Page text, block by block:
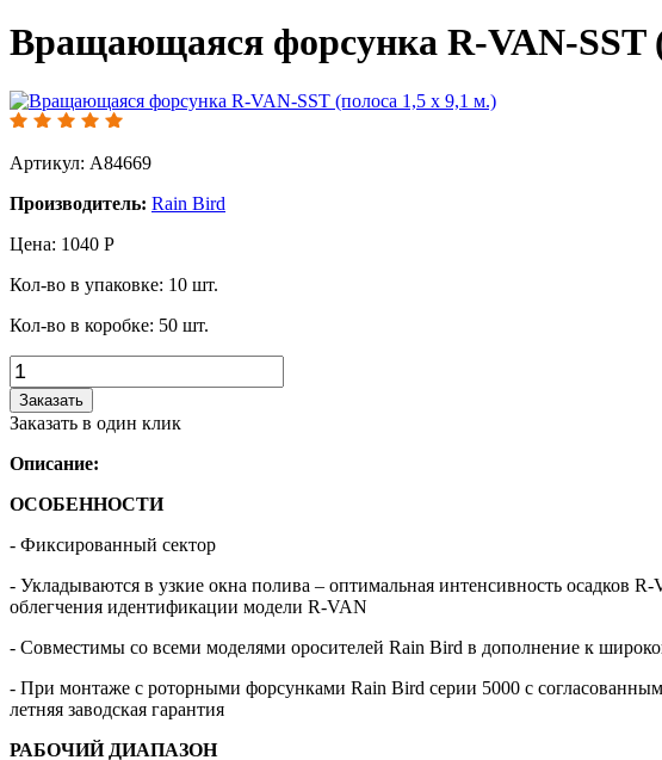
Вращающаяся форсунка R-VAN-SST
Артикул: A84669
Производитель: Rain Bird
Цена: 1040 Р
Кол-во в упаковке: 10 шт.
Кол-во в коробке: 50 шт.
Заказать
Заказать в один клик
Описание:
ОСОБЕННОСТИ
- Фиксированный сектор
- Укладываются в узкие окна полива – оптимальная интенсивность осадков
облегчения идентификации модели R-VAN
- Совместимы со всеми моделями оросителей Rain Bird в дополнение к
- При монтаже с роторными форсунками Rain Bird серии 5000 с
летняя заводская гарантия
РАБОЧИЙ ДИАПАЗОН